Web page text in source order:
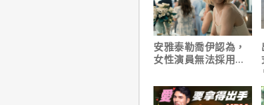
安雅泰勒喬伊認為，
女性演員無法採用方